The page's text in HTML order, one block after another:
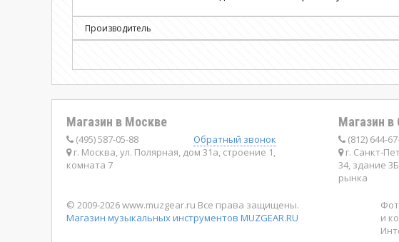
Производитель
Магазин в Москве
(495) 587-05-88
Обратный звонок
г. Москва, ул. Полярная, дом 31а, строение 1,
комната 7
Магазин в
(812) 644-
г. Санкт-
34, здание
рынка
© 2009-2026 www.muzgear.ru Все права защищены.
Магазин музыкальных инструментов MUZGEAR.RU
и